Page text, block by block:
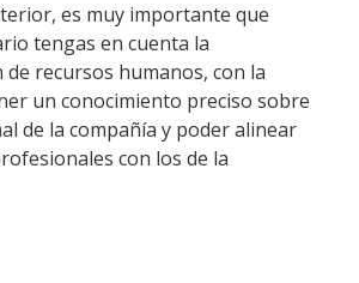
es muy importante que
tengas en cuenta la
recursos humanos, con la
un conocimiento preciso sobre
de la compañía y poder alinear
con los de la